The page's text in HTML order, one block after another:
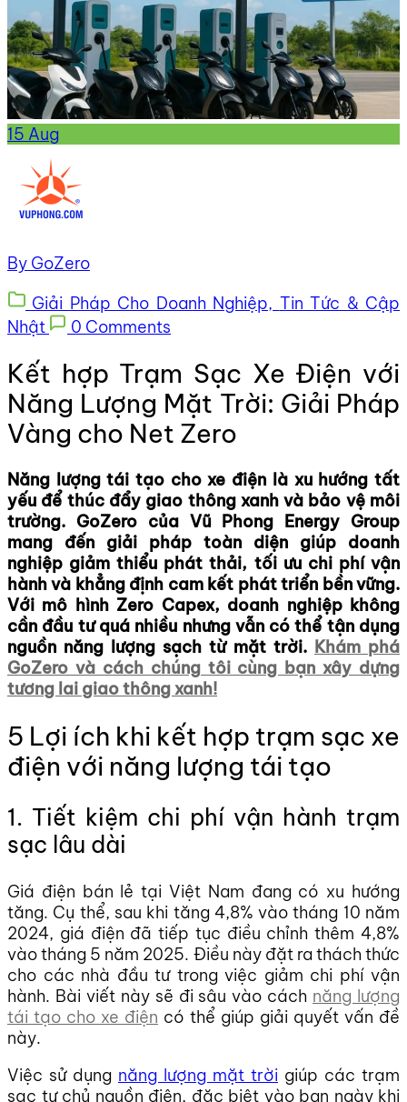
15 Aug
By GoZero
Giải Pháp Cho Doanh Nghiệp, Tin Tức & Cập
Nhật
0 Comments
Kết hợp Trạm Sạc Xe Điện với
Năng Lượng Mặt Trời: Giải Pháp
Vàng cho Net Zero
Năng lượng tái tạo cho xe điện là xu hướng tất
yếu để thúc đẩy giao thông xanh và bảo vệ môi
trường. GoZero của Vũ Phong Energy Group
mang đến giải pháp toàn diện giúp doanh
nghiệp giảm thiểu phát thải, tối ưu chi phí vận
hành và khẳng định cam kết phát triển bền vững.
Với mô hình Zero Capex, doanh nghiệp không
cần đầu tư quá nhiều nhưng vẫn có thể tận dụng
nguồn năng lượng sạch từ mặt trời. Khám phá
GoZero và cách chúng tôi cùng bạn xây dựng
tương lai giao thông xanh!
5 Lợi ích khi kết hợp trạm sạc xe
điện với năng lượng tái tạo
1. Tiết kiệm chi phí vận hành trạm
sạc lâu dài
Giá điện bán lẻ tại Việt Nam đang có xu hướng
tăng. Cụ thể, sau khi tăng 4,8% vào tháng 10 năm
2024, giá điện đã tiếp tục điều chỉnh thêm 4,8%
vào tháng 5 năm 2025. Điều này đặt ra thách thức
cho các nhà đầu tư trong việc giảm chi phí vận
hành. Bài viết này sẽ đi sâu vào cách năng lượng
tái tạo cho xe điện có thể giúp giải quyết vấn đề
này.
Việc sử dụng năng lượng mặt trời giúp các trạm
sạc tự chủ nguồn điện, đặc biệt vào ban ngày khi